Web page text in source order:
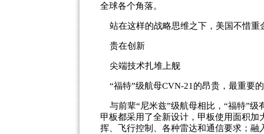
全球各个角落。
站在这样的战略思维之下，美国不惜重
贵在创新
尖端技术扎堆上舰
“福特”级航母CVN-21的昂贵，最重要
与前辈“尼米兹”级航母相比，“福特”级
甲板都采用了全新设计，甲板使用面积
挥、飞行控制、各种雷达和通信要求；